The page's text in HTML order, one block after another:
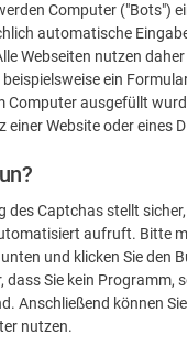
Computer ("Bots")
automatische
Webseiten nutzen
ein
Computer ausgefüllt
einer Website oder eines
des Captchas stellt
aufruft. Bitte
und klicken Sie den
dass Sie kein Programm,
Anschließend können
nutzen.